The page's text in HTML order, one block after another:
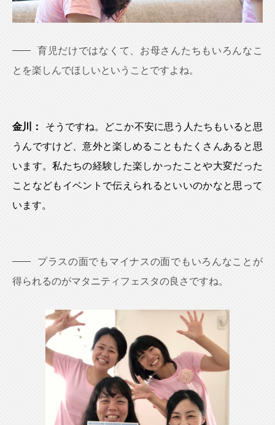
育児だけではなくて、お母さんたちもいろんなこ
とを楽しんでほしいということですよね。
金川：
そうですね。どこか不安に思う人たちもいると思
うんですけど、意外と楽しめることもたくさんあると思
います。私たちの経験した楽しかったことや大変だった
ことなどもイベントで伝えられるといいのかなと思って
います。
プラスの面でもマイナスの面でもいろんなことが
得られるのがマタニティフェスタの良さですね。